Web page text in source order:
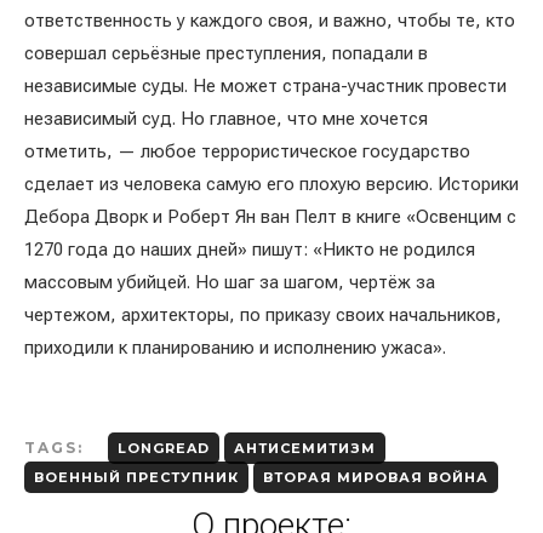
ответственность у каждого своя, и важно, чтобы те, кто
совершал серьёзные преступления, попадали в
независимые суды. Не может страна-участник провести
независимый суд. Но главное, что мне хочется
отметить, — любое террористическое государство
сделает из человека самую его плохую версию. Историки
Дебора Дворк и Роберт Ян ван Пелт в книге «Освенцим с
1270 года до наших дней» пишут: «Никто не родился
массовым убийцей. Но шаг за шагом, чертёж за
чертежом, архитекторы, по приказу своих начальников,
приходили к планированию и исполнению ужаса».
TAGS: LONGREAD
АНТИСЕМИТИЗМ
ВОЕННЫЙ ПРЕСТУПНИК
ВТОРАЯ МИРОВАЯ ВОЙНА
О проекте: